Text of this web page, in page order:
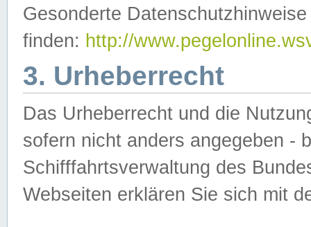
Gesonderte
finden: http://
3. Urheberrecht
Das Urheberrecht und die
sofern nicht anders angegeben -
Schifffahrtsverwaltung des
Webseiten erklären Sie sich mit